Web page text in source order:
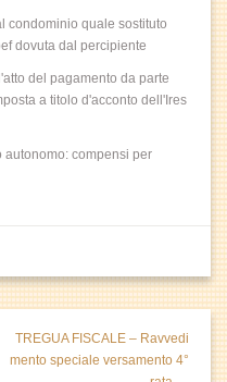
condominio quale sostituto
dovuta dal percipiente
del pagamento da parte
a titolo d'acconto dell'Ires
autonomo: compensi per
TREGUA FISCALE – Ravvedi
mento speciale versamento 4°